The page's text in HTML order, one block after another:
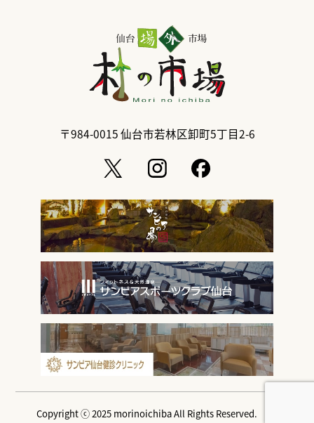
〒984-0015仙台市若林区卸町5丁目2-6
Copyright ⓒ 2025 morinoichiba All Rights Reserved.